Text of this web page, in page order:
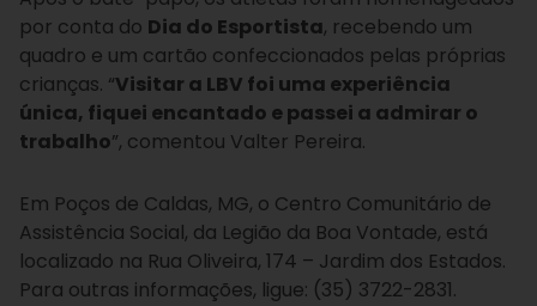
por conta do Dia do Esportista, recebendo um
quadro e um cartão confeccionados pelas próprias
crianças. “Visitar a LBV foi uma experiência
única, fiquei encantado e passei a admirar o
trabalho”, comentou Valter Pereira.
Em Poços de Caldas, MG, o Centro Comunitário de
Assistência Social, da Legião da Boa Vontade, está
localizado na Rua Oliveira, 174 – Jardim dos Estados.
Para outras informações, ligue: (35) 3722-2831.